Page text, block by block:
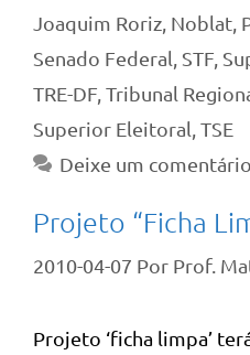
Joaquim Roriz Noblat
Senado Federal STF
TRE-DF Tribunal
Superior Eleitoral TSE
Deixe um comentário
Projeto “Ficha
2010-04-07 Por Prof.
Projeto ‘ficha limpa’